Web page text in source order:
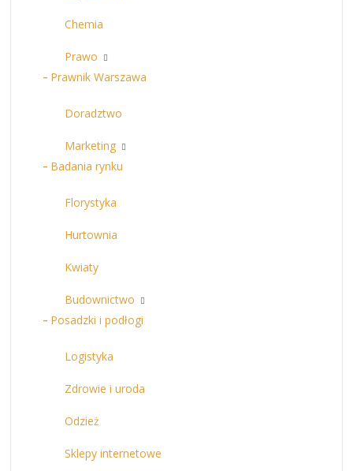
Chemia
Prawo
Prawnik Warszawa
Doradztwo
Marketing
Badania rynku
Florystyka
Hurtownia
Kwiaty
Budownictwo
Posadzki i podłogi
Logistyka
Zdrowie i uroda
Odzież
Sklepy internetowe